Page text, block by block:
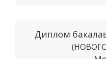
Диплом